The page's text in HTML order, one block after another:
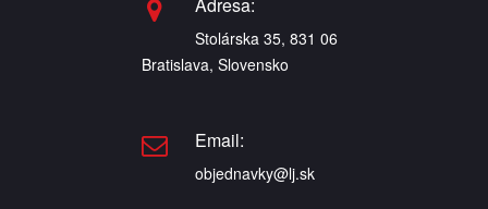
Stolárska 35, 831 06
Bratislava, Slovensko
Email:
objednavky@lj.sk